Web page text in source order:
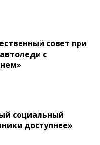
совет при
с
социальный
доступнее»